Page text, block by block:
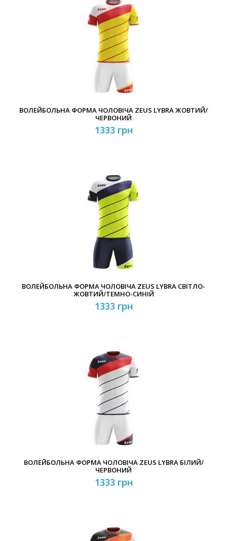
ВОЛЕЙБОЛЬНА ФОРМА ЧОЛОВІЧА ZEUS LYBRA ЖОВТИЙ/
ЧЕРВОНИЙ
1333 грн
ВОЛЕЙБОЛЬНА ФОРМА ЧОЛОВІЧА ZEUS LYBRA СВІТЛО-
ЖОВТИЙ/ТЕМНО-СИНІЙ
1333 грн
ВОЛЕЙБОЛЬНА ФОРМА ЧОЛОВІЧА ZEUS LYBRA БІЛИЙ/
ЧЕРВОНИЙ
1333 грн